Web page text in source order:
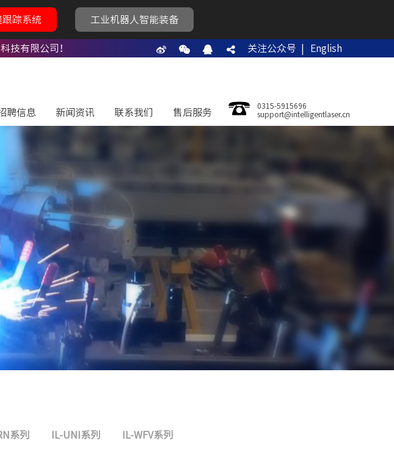
跟踪系统 工业机器人智能装备
技有限公司！ 关注公众号 | English
聘信息 新闻资讯 联系我们 售后服务
0315-5915696
support@intelligentlaser.cn
系列 IL-UNI系列 IL-WFV系列